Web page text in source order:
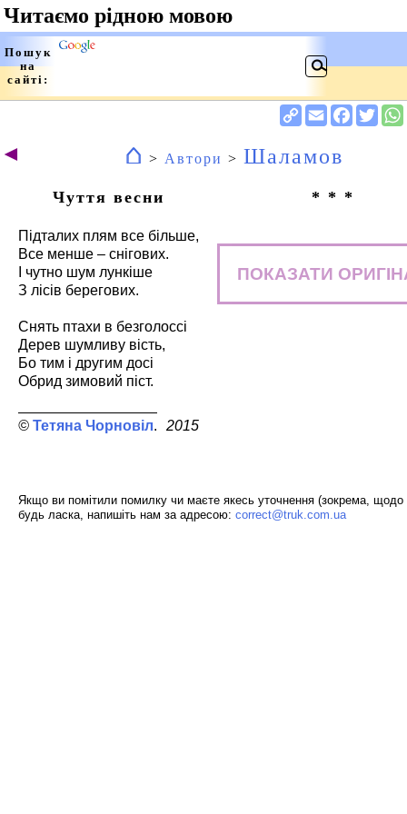
◄ ⌂ > Автори > Шаламов
Чуття весни
Підталих плям все більше,
Все менше – снігових.
І чутно шум лункіше
З лісів берегових.
Снять птахи в безголоссі
Дерев шумливу вість,
Бо тим і другим досі
Обрид зимовий піст.
Тетяна Чорновіл 2015
* * *
ПОКАЗАТИ
Якщо ви помітили помилку чи маєте якесь уточнення (зокрема, щодо
будь ласка, напишіть нам за адресою: correct@truk.com.ua